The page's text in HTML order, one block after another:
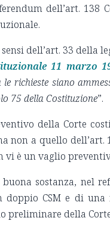
dell’art. 138
dell’art. 33 della
11 marzo
richieste siano
75 della Costituzione”.
della Corte
non a quello
vi è un vaglio
sostanza, nel
doppio CSM e di
preliminare della